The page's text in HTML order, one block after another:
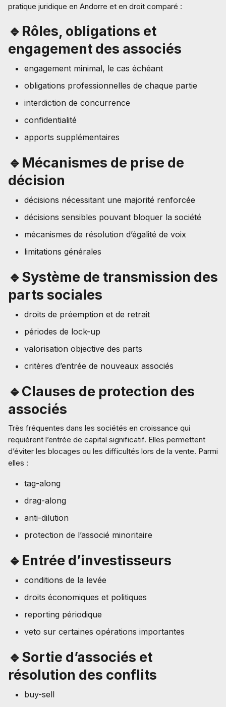
pratique juridique en Andorre et en droit comparé :
🔹Rôles, obligations et
engagement des associés
engagement minimal, le cas échéant
obligations professionnelles de chaque partie
interdiction de concurrence
confidentialité
apports supplémentaires
🔹Mécanismes de prise de
décision
décisions nécessitant une majorité renforcée
décisions sensibles pouvant bloquer la société
mécanismes de résolution d’égalité de voix
limitations générales
🔹Système de transmission des
parts sociales
droits de préemption et de retrait
périodes de lock-up
valorisation objective des parts
critères d’entrée de nouveaux associés
🔹Clauses de protection des
associés
Très fréquentes dans les sociétés en croissance qui
requièrent l’entrée de capital significatif. Elles permettent
d’éviter les blocages ou les difficultés lors de la vente. Parmi
elles :
tag-along
drag-along
anti-dilution
protection de l’associé minoritaire
🔹Entrée d’investisseurs
conditions de la levée
droits économiques et politiques
reporting périodique
veto sur certaines opérations importantes
🔹Sortie d’associés et
résolution des conflits
buy-sell